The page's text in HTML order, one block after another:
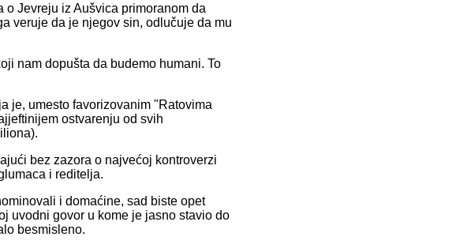
Jevreju iz Aušvica primoranom da
veruje da je njegov sin, odlučuje da mu
nam dopušta da budemo humani. To
je, umesto favorizovanim "Ratovima
ostvarenju od svih
bez zazora o najvećoj kontroverzi
i reditelja.
i domaćine, sad biste opet
uvodni govor u kome je jasno stavio do
besmisleno.